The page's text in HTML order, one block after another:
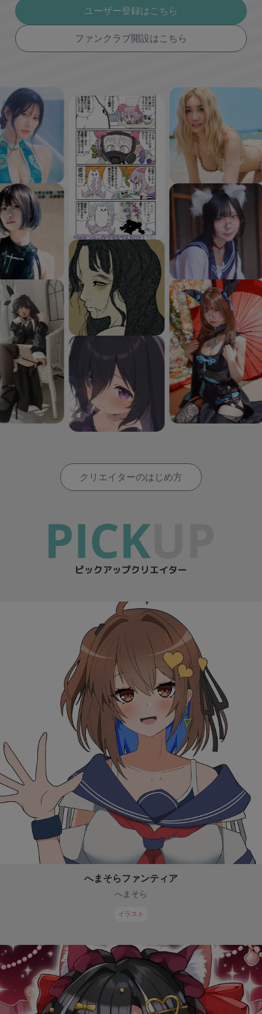
ユーザー登録はこちら
ファンクラブ開設はこちら
クリエイターのはじめ方
へまそらファンティア
へまそら
イラスト